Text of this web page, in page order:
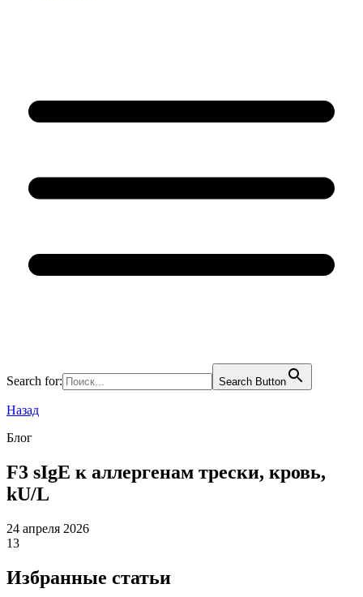
Search for: Search Button
Назад
Блог
F3 sIgE к аллергенам трески, кровь,
kU/L
24 апреля 2026
13
Избранные статьи